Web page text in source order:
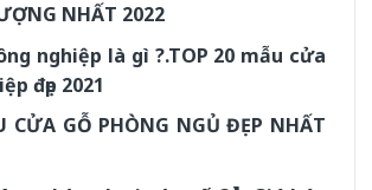
NHẤT 2022
nghiệp là gì ?.TOP 20 mẫu cửa
đẹp 2021
CỬA GỖ PHÒNG NGỦ ĐẸP NHẤT